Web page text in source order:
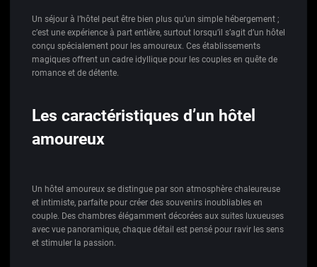
Un séjour à l’hôtel peut être bien plus qu’un simple hébergement ;
c’est une expérience à part entière, surtout lorsqu’il s’agit d’un hôtel
conçu spécialement pour les amoureux. Ces établissements
magiques offrent un cadre idyllique pour les couples en quête de
romance et de détente.
Les caractéristiques d’un hôtel
amoureux
Un hôtel amoureux se distingue par son atmosphère chaleureuse
et intimiste, parfaite pour créer des souvenirs inoubliables en
couple. Des chambres élégamment décorées aux suites luxueuses
avec vue panoramique, chaque détail est pensé pour ravir les sens
et stimuler la passion.